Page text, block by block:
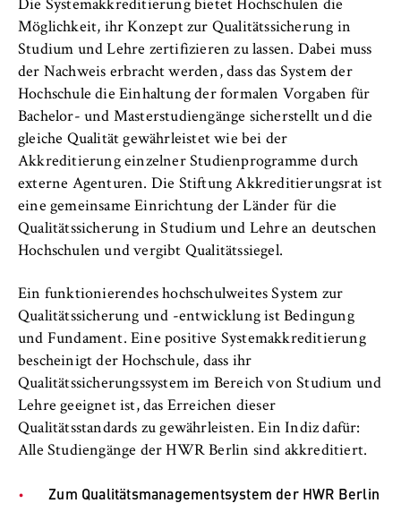
Die Systemakkreditierung bietet Hochschulen die
Möglichkeit, ihr Konzept zur Qualitätssicherung in
Studium und Lehre zertifizieren zu lassen. Dabei muss
der Nachweis erbracht werden, dass das System der
Hochschule die Einhaltung der formalen Vorgaben für
Bachelor- und Masterstudiengänge sicherstellt und die
gleiche Qualität gewährleistet wie bei der
Akkreditierung einzelner Studienprogramme durch
externe Agenturen. Die Stiftung Akkreditierungsrat ist
eine gemeinsame Einrichtung der Länder für die
Qualitätssicherung in Studium und Lehre an deutschen
Hochschulen und vergibt Qualitätssiegel.
Ein funktionierendes hochschulweites System zur
Qualitätssicherung und -entwicklung ist Bedingung
und Fundament. Eine positive Systemakkreditierung
bescheinigt der Hochschule, dass ihr
Qualitätssicherungssystem im Bereich von Studium und
Lehre geeignet ist, das Erreichen dieser
Qualitätsstandards zu gewährleisten. Ein Indiz dafür:
Alle Studiengänge der HWR Berlin sind akkreditiert.
Zum Qualitätsmanagementsystem der HWR Berlin